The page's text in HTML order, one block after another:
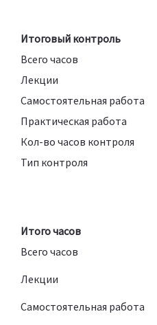
Итоговый контроль
Всего часов
Лекции
Самостоятельная работа
Практическая работа
Кол-во часов контроля
Тип контроля
Итого часов
Всего часов
Лекции
Самостоятельная работа